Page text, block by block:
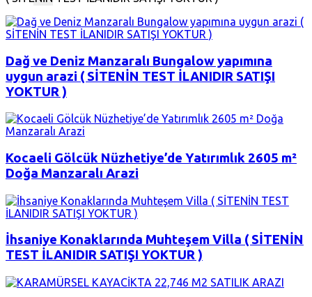
Dağ ve Deniz Manzaralı Bungalow yapımına
uygun arazi ( SİTENİN TEST İLANIDIR SATIŞI
YOKTUR )
Kocaeli Gölcük Nüzhetiye’de Yatırımlık 2605 m²
Doğa Manzaralı Arazi
İhsaniye Konaklarında Muhteşem Villa ( SİTENİN
TEST İLANIDIR SATIŞI YOKTUR )